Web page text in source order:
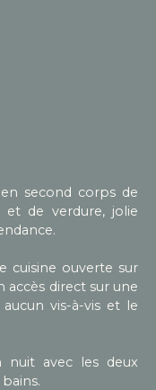
second corps de
de verdure, jolie
cuisine ouverte sur
accès direct sur une
vis-à-vis et le
nuit avec les deux